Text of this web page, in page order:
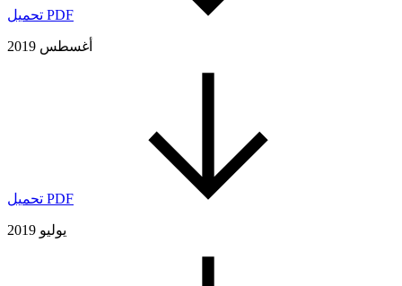
تحميل PDF
أغسطس 2019
تحميل PDF
يوليو 2019